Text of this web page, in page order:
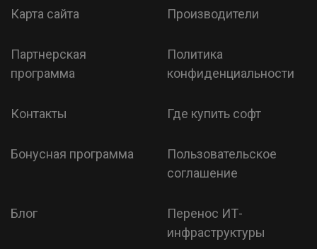
Карта сайта Производители
Партнерская
программа
Политика
конфиденциальности
Контакты Где купить софт
Бонусная программа
Пользовательское
соглашение
Блог
Перенос ИТ-
инфраструктуры